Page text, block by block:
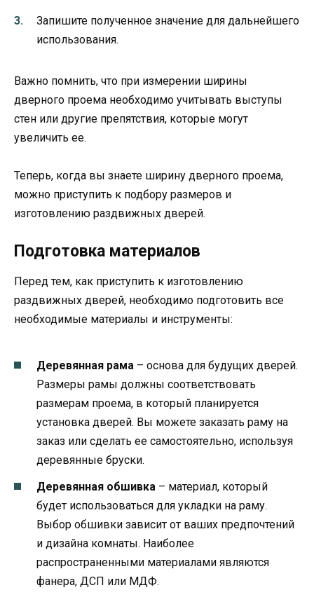
Запишите полученное значение для дальнейшего
использования.
Важно помнить, что при измерении ширины
дверного проема необходимо учитывать выступы
стен или другие препятствия, которые могут
увеличить ее.
Теперь, когда вы знаете ширину дверного проема,
можно приступить к подбору размеров и
изготовлению раздвижных дверей.
Подготовка материалов
Перед тем, как приступить к изготовлению
раздвижных дверей, необходимо подготовить все
необходимые материалы и инструменты:
Деревянная рама – основа для будущих дверей.
Размеры рамы должны соответствовать
размерам проема, в который планируется
установка дверей. Вы можете заказать раму на
заказ или сделать ее самостоятельно, используя
деревянные бруски.
Деревянная обшивка – материал, который
будет использоваться для укладки на раму.
Выбор обшивки зависит от ваших предпочтений
и дизайна комнаты. Наиболее
распространенными материалами являются
фанера, ДСП или МДФ.